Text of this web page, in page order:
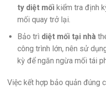
ty diệt mốikiểm tra định
mối quay trở lại.
Bảo trì diệt mối tại nhà
công trình lớn, nên sử
kỳ để ngăn ngừa mối tái
Việc kết hợp bảo quản đúng